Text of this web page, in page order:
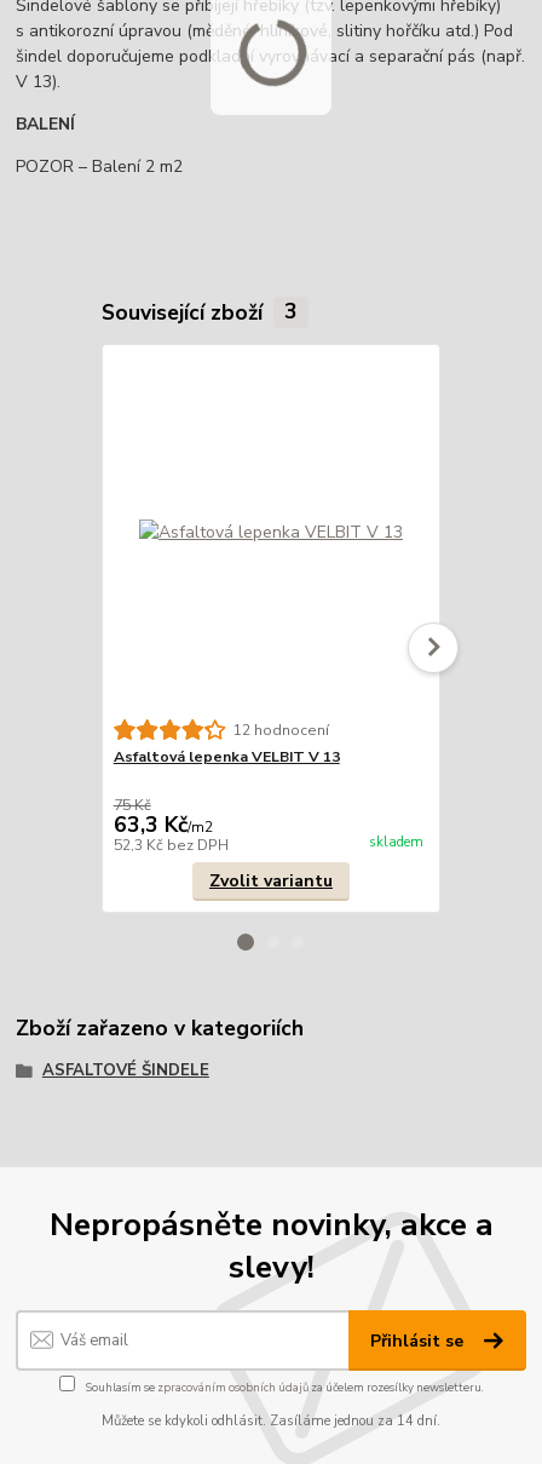
Šindelové šablony se přibíjejí hřebíky (tzv. lepenkovými hřebíky)
s antikorozní úpravou (měděné, hliníkové, slitiny hořčíku atd.) Pod
šindel doporučujeme podkladní vyrovnávací a separační pás (např.
V 13).
BALENÍ
POZOR – Balení 2 m2
Související zboží 3
12 hodnocení
Asfaltová lepenka VELBIT V 13
75 Kč
63,3 Kč/m2
52,3 Kč bez DPH skladem
Zvolit variantu
Zboží zařazeno v kategoriích
ASFALTOVÉ ŠINDELE
Nepropásněte novinky, akce a
slevy!
Přihlásit se
Souhlasím se zpracováním osobních údajůza účelem rozesílky newsletteru.
Můžete se kdykoli odhlásit. Zasíláme jednou za 14 dní.